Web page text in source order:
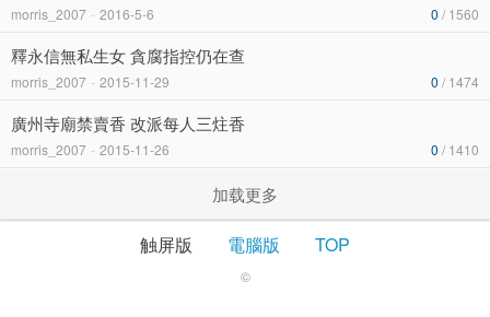
morris_2007 - 2016-5-6 0 / 1560
釋永信無私生女 貪腐指控仍在查
morris_2007 - 2015-11-29 0 / 1474
廣州寺廟禁賣香 改派每人三炷香
morris_2007 - 2015-11-26 0 / 1410
加载更多
触屏版 電腦版 TOP
©